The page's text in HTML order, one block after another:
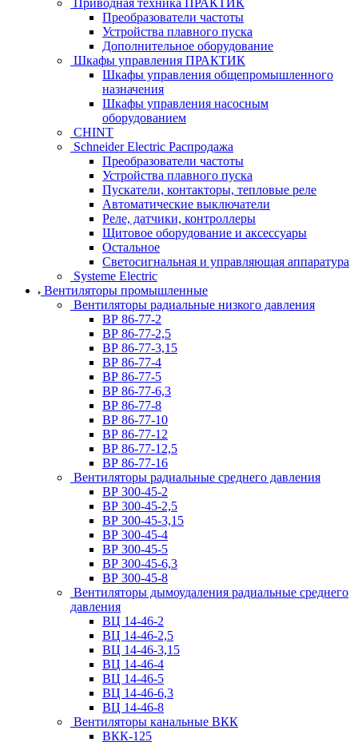
Приводная техника ПРАКТИК
Преобразователи частоты
Устройства плавного пуска
Дополнительное оборудование
Шкафы управления ПРАКТИК
Шкафы управления общепромышленного
назначения
Шкафы управления насосным
оборудованием
CHINT
Schneider Electric Распродажа
Преобразователи частоты
Устройства плавного пуска
Пускатели, контакторы, тепловые реле
Автоматические выключатели
Реле, датчики, контроллеры
Щитовое оборудование и аксессуары
Остальное
Светосигнальная и управляющая аппаратура
Systeme Electric
Вентиляторы промышленные
Вентиляторы радиальные низкого давления
ВР 86-77-2
ВР 86-77-2,5
ВР 86-77-3,15
ВР 86-77-4
ВР 86-77-5
ВР 86-77-6,3
ВР 86-77-8
ВР 86-77-10
ВР 86-77-12
ВР 86-77-12,5
ВР 86-77-16
Вентиляторы радиальные среднего давления
ВР 300-45-2
ВР 300-45-2,5
ВР 300-45-3,15
ВР 300-45-4
ВР 300-45-5
ВР 300-45-6,3
ВР 300-45-8
Вентиляторы дымоудаления радиальные среднего
давления
ВЦ 14-46-2
ВЦ 14-46-2,5
ВЦ 14-46-3,15
ВЦ 14-46-4
ВЦ 14-46-5
ВЦ 14-46-6,3
ВЦ 14-46-8
Вентиляторы канальные ВКК
ВКК-125